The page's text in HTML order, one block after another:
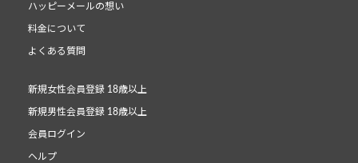
ハッピーメールの想い
料金について
よくある質問
新規女性会員登録 18歳以上
新規男性会員登録 18歳以上
会員ログイン
ヘルプ